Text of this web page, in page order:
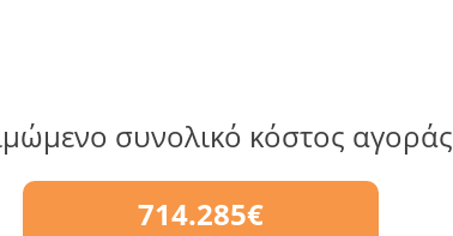
συνολικό κόστος αγοράς
714.285€